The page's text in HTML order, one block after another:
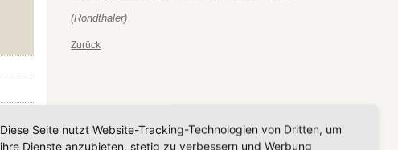
(Rondthaler)
Zurück
Diese Seite nutzt Website-Tracking-Technologien von Dritten, um
ihre Dienste anzubieten, stetig zu verbessern und Werbung